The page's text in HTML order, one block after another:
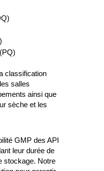
classification
salles
ainsi que
sèche et les
GMP des API
leur durée de
stockage. Notre